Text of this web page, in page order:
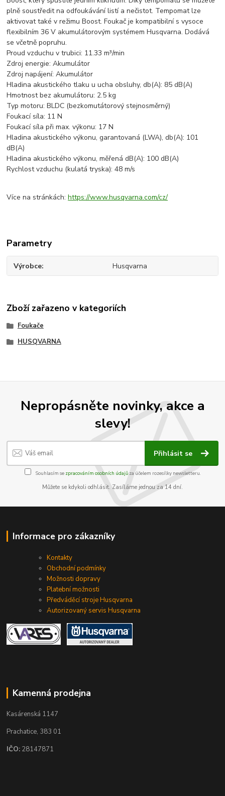
plně soustředit na odfoukávání listí a nečistot. Tempomat lze
aktivovat také v režimu Boost. Foukač je kompatibilní s vysoce
flexibilním 36 V akumulátorovým systémem Husqvarna. Dodává
se včetně popruhu.
Proud vzduchu v trubici: 11.33 m³/min
Zdroj energie: Akumulátor
Zdroj napájení: Akumulátor
Hladina akustického tlaku u ucha obsluhy, db(A): 85 dB(A)
Hmotnost bez akumulátoru: 2.5 kg
Typ motoru: BLDC (bezkomutátorový stejnosměrný)
Foukací síla: 11 N
Foukací síla při max. výkonu: 17 N
Hladina akustického výkonu, garantovaná (LWA), db(A): 101
dB(A)
Hladina akustického výkonu, měřená dB(A): 100 dB(A)
Rychlost vzduchu (kulatá tryska): 48 m/s
Více na stránkách:https://www.husqvarna.com/cz/
Parametry
Výrobce Husqvarna
Zboží zařazeno v kategoriích
Foukače
HUSQVARNA
Nepropásněte novinky, akce a
slevy!
Přihlásit se
Souhlasím se zpracováním osobních údajůza účelem rozesílky newsletteru.
Můžete se kdykoli odhlásit. Zasíláme jednou za 14 dní.
Informace pro zákazníky
Kontakty
Obchodní podmínky
Možnosti dopravy
Platební možnosti
Předváděcí stroje Husqvarna
Autorizovaný servis Husqvarna
Kamenná prodejna
Kasárenská 1147
Prachatice, 383 01
IČO: 28147871